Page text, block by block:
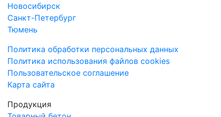
Новосибирск
Санкт-Петербург
Тюмень
Политика обработки персональных данных
Политика использования файлов cookies
Пользовательское соглашение
Карта сайта
Продукция